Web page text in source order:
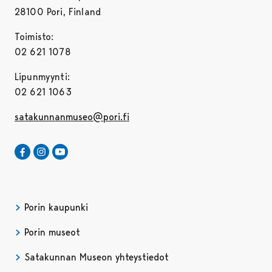
28100 Pori, Finland
Toimisto:
02 621 1078
Lipunmyynti:
02 621 1063
satakunnanmuseo@pori.fi
Satakunnan Museo Facebookissa
Avautuu uudessa välilehdessä
Satakunnan Museo Instagrammissa
Avautuu uudessa välilehdessä
Porin kaupunki
Porin museot
Satakunnan Museon yhteystiedot